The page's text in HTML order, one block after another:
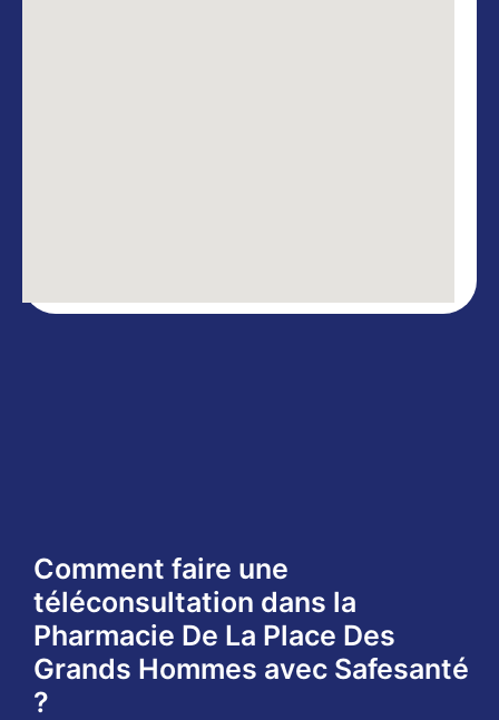
Comment faire une
téléconsultation dans la
Pharmacie De La Place Des
Grands Hommes avec Safesanté
?